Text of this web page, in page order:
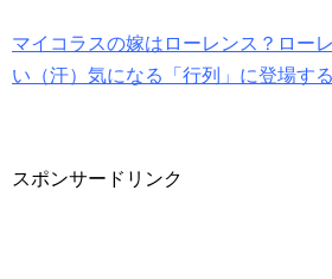
マイコラスの嫁はローレンス？ロー
い（汗）気になる「行列」に登場す
スポンサードリンク